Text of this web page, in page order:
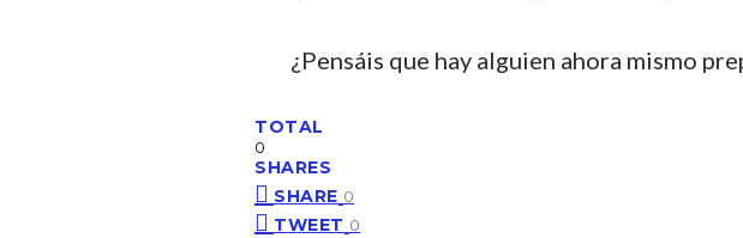
¿Pensáis que hay alguien ahora mismo
TOTAL
0
SHARES
SHARE 0
TWEET 0